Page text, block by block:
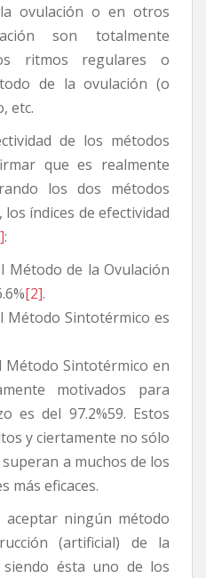
ovulación o en otros
son totalmente
ritmos regulares o
de la ovulación (o
etc.
de los métodos
que es realmente
los dos métodos
índices de efectividad
:
Método de la Ovulación
[2].
Método Sintotérmico es
Método Sintotérmico en
motivados para
es del 97.2%59. Estos
y ciertamente no sólo
a muchos de los
más eficaces.
aceptar ningún método
(artificial) de la
siendo ésta uno de los